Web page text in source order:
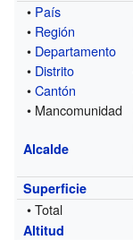
• País
• Región
• Departamento
• Distrito
•Cantón
• Mancomunidad
Alcalde
Superficie
• Total
Altitud